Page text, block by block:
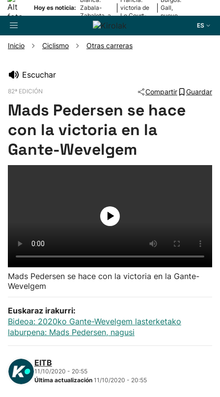
Hoy es noticia: Zabala-
Zabaleta, a
la final
victoria de
Le Court-
Pienaar
Gall,
nuevo
ES
Pelota
Remo
Kirolak 360
Atletismo
Carreras de montaña
Más deportes
Inicio Ciclismo Otras carreras
Escuchar
82ª EDICIÓN Compartir Guardar
Mads Pedersen se hace
con la victoria en la
Gante-Wevelgem
Mads Pedersen se hace con la victoria en la Gante-
Wevelgem
Euskaraz irakurri:
Bideoa: 2020ko Gante-Wevelgem lasterketako
laburpena: Mads Pedersen, nagusi
EITB
11/10/2020 - 20:55
Última actualización 11/10/2020 - 20:55